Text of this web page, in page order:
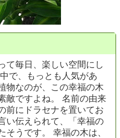
て毎日、楽しい空間にし
で、もっとも人気があ
物なのが、この幸福の木
敵ですよね。 名前の由来
前にドラセナを置いてお
い伝えられて、「幸福の
そうです。 幸福の木は、